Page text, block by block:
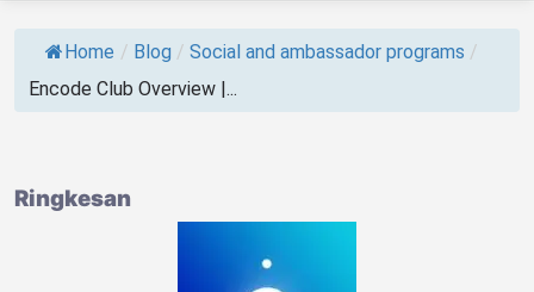
Home / Blog / Social and ambassador programs /
Encode Club Overview |...
Ringkesan